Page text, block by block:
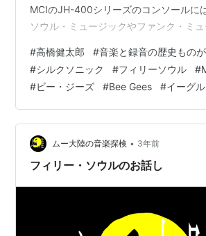
MCIのJH-400シリーズのコンソールに
ソウル・ミュージックやファンク・ミ
マーズとアンダーソン・パークがタッグ
ーR&Bデュオ、シルク・ソニックだった
ックは2021年3月に「リーヴ・ザ・ドア
デビュー。3枚のシングルを重ねた後、
ー・アルバム『アン・イヴニング・ウ
ニック』を発表した。翌…
#高橋健太郎 #音楽と録音の歴史もの
#シルクソニック #フィリーソウル #
#ビー・ジーズ #Bee Gees #イーグ
ムー大陸の音楽探検 • 3年前
フィリー・ソウルのお話し